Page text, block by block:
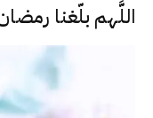
اللَّهم بلّغنا